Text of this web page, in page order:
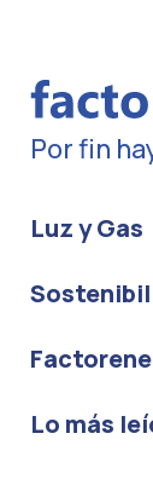
Por fin
Luz y Gas
Lo más